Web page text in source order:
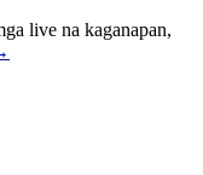
live na kaganapan,